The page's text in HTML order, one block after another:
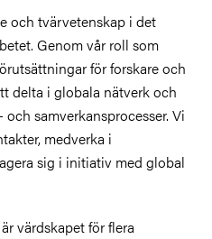
och tvärvetenskap i det
Genom vår roll som
för forskare och
delta i globala nätverk och
samverkansprocesser. Vi
medverka i
sig i initiativ med global
värdskapet för flera